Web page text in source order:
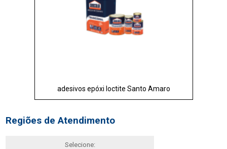
adesivos epóxi loctite Santo Amaro
Regiões de Atendimento
Selecione: